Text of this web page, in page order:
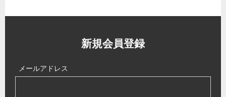
新規会員登録
メールアドレス